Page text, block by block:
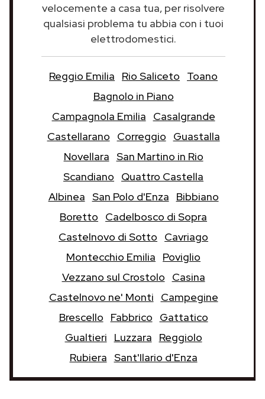
velocemente a casa tua, per risolvere
qualsiasi problema tu abbia con i tuoi
elettrodomestici.
Reggio Emilia Rio Saliceto
Toano
Bagnolo in Piano
Campagnola Emilia
Casalgrande
Castellarano
Correggio
Guastalla
Novellara San Martino in Rio
Scandiano
Quattro Castella
Albinea San Polo d'Enza
Bibbiano
Boretto
Cadelbosco di Sopra
Castelnovo di Sotto
Cavriago
Montecchio Emilia
Poviglio
Vezzano sul Crostolo
Casina
Castelnovo ne' Monti
Campegine
Brescello
Fabbrico
Gattatico
Gualtieri
Luzzara
Reggiolo
Rubiera Sant'Ilario d'Enza